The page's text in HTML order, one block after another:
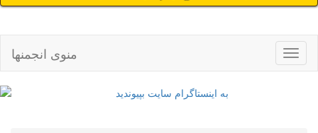
منوی انجمنها